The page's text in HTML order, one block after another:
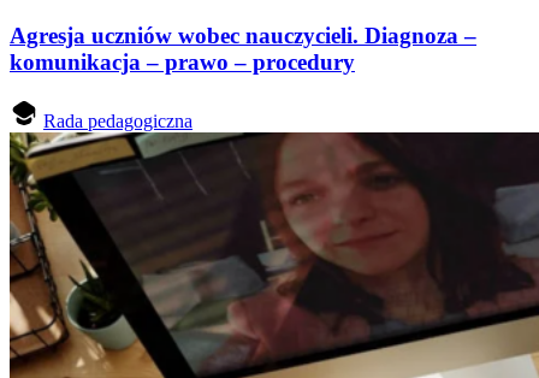
Agresja uczniów wobec nauczycieli. Diagnoza –
komunikacja – prawo – procedury
Rada pedagogiczna